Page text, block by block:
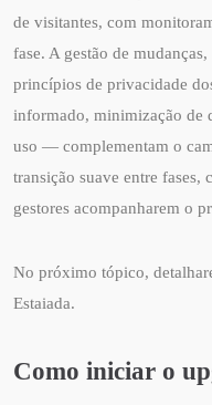
de visitantes, com
fase. A gestão de
princípios de privacidade
informado, minimização de
uso — complementam o
transição suave entre fases,
gestores acompanharem o
No próximo tópico,
Estaiada.
Como iniciar o